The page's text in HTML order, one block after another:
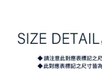
2.基於同意付款使用「大哥付你
資料（包含姓名、電話或地址）
由本公司與您本人進行分期帳單
3.完整用戶服務條款，請詳閱以
後付繳納相關費用。
※ 交易是否成功請以「AFTEE
客戶支援中心」https://
付款後萊爾富取貨
每筆NT$80，滿NT$2,000(